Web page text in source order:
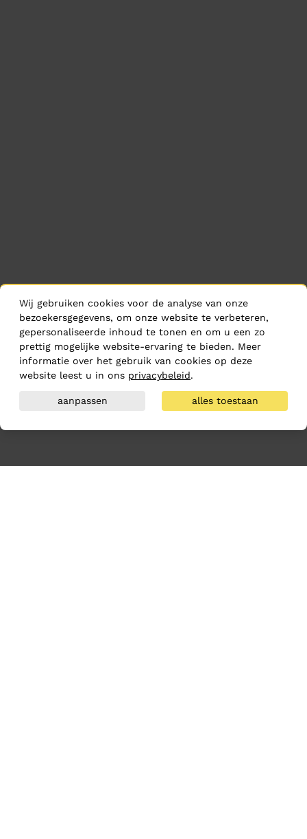
Wij gebruiken cookies voor de analyse van onze
bezoekersgegevens, om onze website te verbeteren,
gepersonaliseerde inhoud te tonen en om u een zo
prettig mogelijke website-ervaring te bieden. Meer
informatie over het gebruik van cookies op deze
website leest u in ons privacybeleid.
aanpassen alles toestaan